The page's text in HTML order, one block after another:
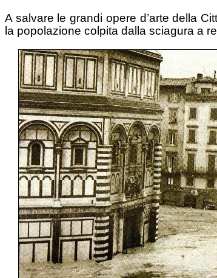
A salvare le grandi opere d’arte della
la popolazione colpita dalla sciagura a